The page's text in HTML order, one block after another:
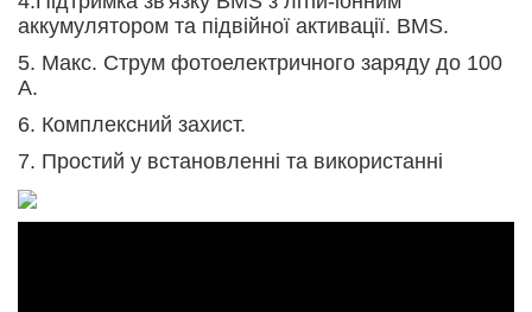
аккумулятором та підвійної активації. BMS.
5. Макс. Струм фотоелектричного заряду до 100
А.
6. Комплексний захист.
7. Простий у встановленні та використанні